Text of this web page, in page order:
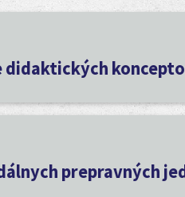
prepravných